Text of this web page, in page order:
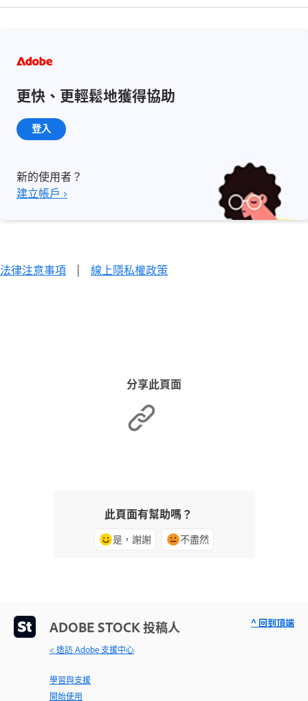
更快、更輕鬆地獲得協助
登入
新的使用者？
建立帳戶 ›
法律注意事項 | 線上隱私權政策
分享此頁面
此頁面有幫助嗎？
是，謝謝 不盡然
ADOBE STOCK 投稿人
< 造訪 Adobe 支援中心
學習與支援
開始使用
^ 回到頂端